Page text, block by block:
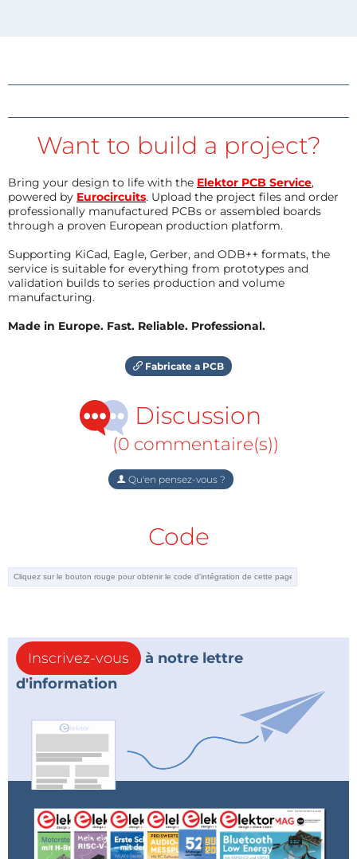
Want to build a project?
Bring your design to life with the Elektor PCB Service,
powered by Eurocircuits. Upload the project files and order
professionally manufactured PCBs or assembled boards
through a proven European production platform.
Supporting KiCad, Eagle, Gerber, and ODB++ formats, the
service is suitable for everything from prototypes and
validation builds to series production and volume
manufacturing.
Made in Europe. Fast. Reliable. Professional.
Fabricate a PCB
Discussion
(0 commentaire(s))
Qu'en pensez-vous ?
Code
Inscrivez-vous
à notre lettre
d'information